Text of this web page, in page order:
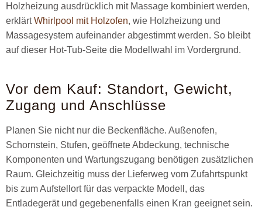
Holzheizung ausdrücklich mit Massage kombiniert werden,
erklärtWhirlpool mit Holzofen, wie Holzheizung und
Massagesystem aufeinander abgestimmt werden. So bleibt
auf dieser Hot-Tub-Seite die Modellwahl im Vordergrund.
Vor dem Kauf: Standort, Gewicht,
Zugang und Anschlüsse
Planen Sie nicht nur die Beckenfläche. Außenofen,
Schornstein, Stufen, geöffnete Abdeckung, technische
Komponenten und Wartungszugang benötigen zusätzlichen
Raum. Gleichzeitig muss der Lieferweg vom Zufahrtspunkt
bis zum Aufstellort für das verpackte Modell, das
Entladegerät und gegebenenfalls einen Kran geeignet sein.